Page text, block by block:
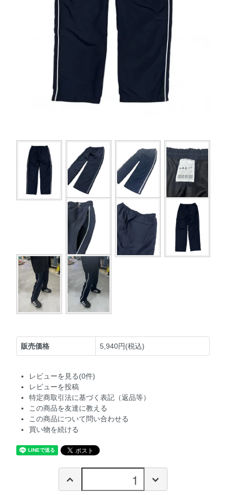
販売価格 5,940円(税込)
レビューを見る(0件)
レビューを投稿
特定商取引法に基づく表記（返品等）
この商品を友達に教える
この商品について問い合わせる
買い物を続ける